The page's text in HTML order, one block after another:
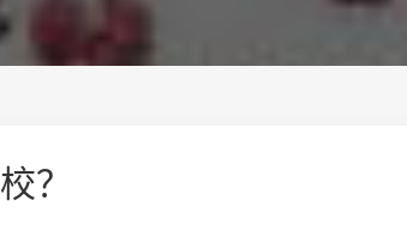
？